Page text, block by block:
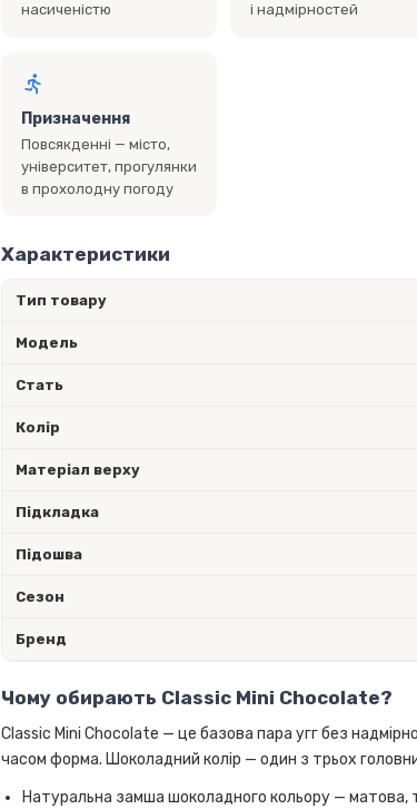
насиченістю
і надмірностей
Призначення
Повсякденні — місто,
університет, прогулянки
в прохолодну погоду
Характеристики
Тип товару
Модель
Стать
Колір
Матеріал верху
Підкладка
Підошва
Сезон
Бренд
Чому обирають Classic Mini Chocolate?
Classic Mini Chocolate — це базова пара угг без
часом форма. Шоколадний колір — один з трьох
Натуральна замша шоколадного кольору — матова,